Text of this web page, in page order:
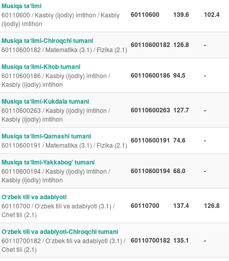
Musiqa taʼlimi
60110600 / Kasbiy (ijodiy) imtihon / Kasbiy
(ijodiy) imtihon
60110600 139.6 102.4
Musiqa taʼlimi-Chiroqchi tumani
60110600182 / Matematika (3.1) / Fizika (2.1)
60110600182 126.8 -
Musiqa taʼlimi-Kitob tumani
60110600186 / Kasbiy (ijodiy) imtihon /
Kasbiy (ijodiy) imtihon
60110600186 94.5 -
Musiqa taʼlimi-Kukdala tumani
60110600263 / Kasbiy (ijodiy) imtihon /
Kasbiy (ijodiy) imtihon
60110600263 127.7 -
Musiqa taʼlimi-Qamashi tumani
60110600191 / Matematika (3.1) / Fizika (2.1)
60110600191 74.6 -
Musiqa taʼlimi-Yakkabog' tumani
60110600194 / Kasbiy (ijodiy) imtihon /
Kasbiy (ijodiy) imtihon
60110600194 68.0 -
Oʻzbek tili va adabiyoti
60110700 / O‘zbek tili va adabiyoti (3.1) /
Chet tili (2.1)
60110700 137.4 126.8
Oʻzbek tili va adabiyoti-Chiroqchi tumani
60110700182 / O‘zbek tili va adabiyoti (3.1) /
Chet tili (2.1)
60110700182 135.1 -